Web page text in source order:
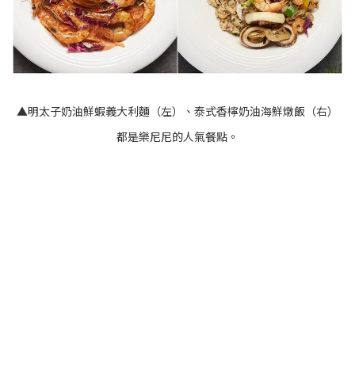
▲明太子奶油鮮蝦義大利麵（左）、泰式香檸奶油海鮮燉飯（右）
都是樂尼尼的人氣餐點。